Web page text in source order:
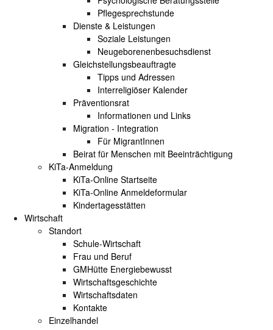
Pflegesprechstunde
Dienste & Leistungen
Soziale Leistungen
Neugeborenenbesuchsdienst
Gleichstellungsbeauftragte
Tipps und Adressen
Interreligiöser Kalender
Präventionsrat
Informationen und Links
Migration - Integration
Für MigrantInnen
Beirat für Menschen mit Beeinträchtigung
KiTa-Anmeldung
KiTa-Online Startseite
KiTa-Online Anmeldeformular
Kindertagesstätten
Wirtschaft
Standort
Schule-Wirtschaft
Frau und Beruf
GMHütte Energiebewusst
Wirtschaftsgeschichte
Wirtschaftsdaten
Kontakte
Einzelhandel